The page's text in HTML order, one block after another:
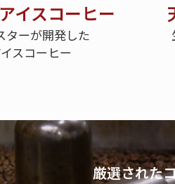
イスコーヒー
ターが開発した
スコーヒー
厳選された